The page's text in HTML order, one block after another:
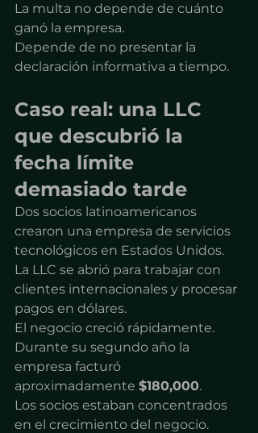
La multa no depende de cuánto
ganó la empresa.
Depende de no presentar la
declaración informativa a tiempo.
Caso real: una LLC
que descubrió la
fecha límite
demasiado tarde
Dos socios latinoamericanos
crearon una empresa de servicios
tecnológicos en Estados Unidos.
La LLC se abrió para trabajar con
clientes internacionales y procesar
pagos en dólares.
El negocio creció rápidamente.
Durante su segundo año la
empresa facturó
aproximadamente $180,000.
Los socios estaban concentrados
en el crecimiento del negocio.